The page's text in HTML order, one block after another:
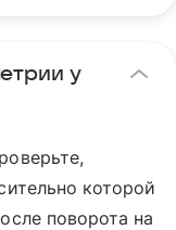
у
которой
поворота на